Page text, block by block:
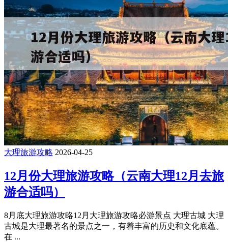
大理旅游攻略 2026-04-25
12月份大理旅游攻略（云南大理12月去旅
游合适吗）
8月底大理旅游攻略12月大理旅游攻略必游景点 大理古城 大理
古城是大理最著名的景点之一，有着丰富的历史和文化底蕴。
在 ...